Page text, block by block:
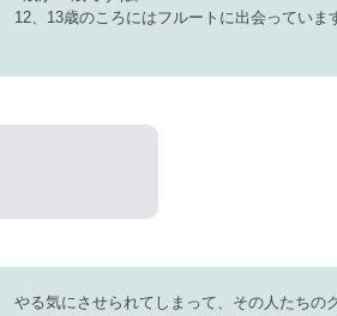
12、13歳のころにはフルートに出会っていま
やる気にさせられてしまって、その人たちの